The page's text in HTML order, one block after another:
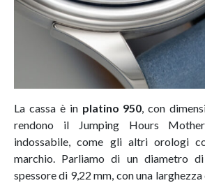
La cassa è in platino 950, con
rendono il Jumping Hours
indossabile, come gli altri orologi
marchio. Parliamo di un diametro
spessore di 9,22 mm, con una